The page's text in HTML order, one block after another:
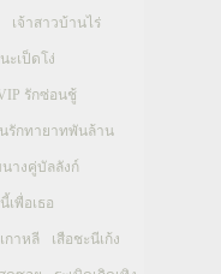
เจ้าสาวบ้านไร่
ะเป็ดโง่
รักซ่อนชู้
รักทายาทพันล้าน
างคู่บัลลังก์
เพื่อเธอ
กาหลี เสือชะนีเก้ง